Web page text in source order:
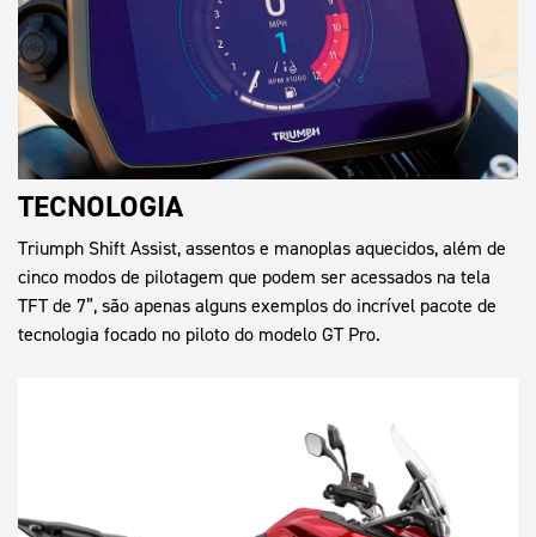
TECNOLOGIA
Triumph Shift Assist, assentos e manoplas aquecidos, além de
cinco modos de pilotagem que podem ser acessados na tela
TFT de 7”, são apenas alguns exemplos do incrível pacote de
tecnologia focado no piloto do modelo GT Pro.